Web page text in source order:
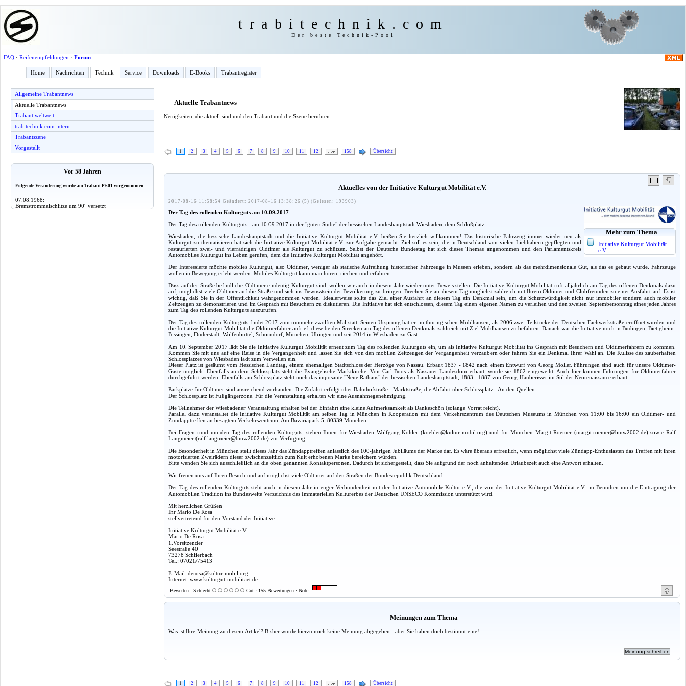
trabitechnik.com
Der beste Technik-Pool
FAQ· Reifenempfehlungen · Forum
Home Nachrichten Technik Service Downloads E-Books Trabantregister
Allgemeine Trabantnews
Aktuelle Trabantnews
Trabant weltweit
trabitechnik.com intern
Trabantszene
Vorgestellt
Vor 58 Jahren
Folgende Veränderung wurde am Trabant P 601 vorgenommen:
07.08.1968:
Bremstrommelschlitze um 90° versetzt
Aktuelle Trabantnews
Neuigkeiten, die aktuell sind und den Trabant und die Szene berühren
1 2 3 4 5 6 7 8 9 10 11 12 … 158 Übersicht
Aktuelles von der Initiative Kulturgut Mobilität e.V.
2017-08-16 11:58:54 Geändert: 2017-08-16 13:38:26 (5) (Gelesen: 193903)
Mehr zum Thema
Initiative Kulturgut Mobilität
e.V.
Der Tag des rollenden Kulturguts am 10.09.2017
Der Tag des rollenden Kulturguts - am 10.09.2017 in der "guten Stube" der hessischen Landeshauptstadt Wiesbaden, dem Schloßplatz.
Wiesbaden, die hessische Landeshauptstadt und die Initiative Kulturgut Mobilität e.V. heißen Sie herzlich willkommen! Das historische Fahrzeug immer wieder neu als
Kulturgut zu thematisieren hat sich die Initiative Kulturgut Mobilität e.V. zur Aufgabe gemacht. Ziel soll es sein, die in Deutschland von vielen Liebhabern gepflegten und
restaurierten zwei- und vierrädrigen Oldtimer als Kulturgut zu schützen. Selbst der Deutsche Bundestag hat sich dieses Themas angenommen und den Parlamentskreis
Automobiles Kulturgut ins Leben gerufen, dem die Initiative Kulturgut Mobilität angehört.
Der Interessierte möchte mobiles Kulturgut, also Oldtimer, weniger als statische Aufreihung historischer Fahrzeuge in Museen erleben, sondern als das mehrdimensionale Gut, als das es gebaut wurde. Fahrzeuge
wollen in Bewegung erlebt werden. Mobiles Kulturgut kann man hören, riechen und erfahren.
Dass auf der Straße befindliche Oldtimer eindeutig Kulturgut sind, wollen wir auch in diesem Jahr wieder unter Beweis stellen. Die Initiative Kulturgut Mobilität ruft alljährlich am Tag des offenen Denkmals dazu
auf, möglichst viele Oldtimer auf die Straße und sich ins Bewusstsein der Bevölkerung zu bringen. Brechen Sie an diesem Tag möglichst zahlreich mit Ihrem Oldtimer und Clubfreunden zu einer Ausfahrt auf. Es ist
wichtig, daß Sie in der Öffentlichkeit wahrgenommen werden. Idealerweise sollte das Ziel einer Ausfahrt an diesem Tag ein Denkmal sein, um die Schutzwürdigkeit nicht nur immobiler sondern auch mobiler
Zeitzeugen zu demonstrieren und im Gespräch mit Besuchern zu diskutieren. Die Initiative hat sich entschlossen, diesem Tag einen eigenen Namen zu verleihen und den zweiten Septembersonntag eines jeden Jahres
zum Tag des rollenden Kulturguts auszurufen.
Der Tag des rollenden Kulturguts findet 2017 zum nunmehr zwölften Mal statt. Seinen Ursprung hat er im thüringischen Mühlhausen, als 2006 zwei Teilstücke der Deutschen Fachwerkstraße eröffnet wurden und
die Initiative Kulturgut Mobilität die Oldtimerfahrer aufrief, diese beiden Strecken am Tag des offenen Denkmals zahlreich mit Ziel Mühlhausen zu befahren. Danach war die Initiative noch in Büdingen, Bietigheim-
Bissingen, Duderstadt, Wolfenbüttel, Schorndorf, München, Uhingen und seit 2014 in Wiesbaden zu Gast.
Am 10. September 2017 lädt Sie die Initiative Kulturgut Mobilität erneut zum Tag des rollenden Kulturguts ein, um als Initiative Kulturgut Mobilität ins Gespräch mit Besuchern und Oldtimerfahrern zu kommen.
Kommen Sie mit uns auf eine Reise in die Vergangenheit und lassen Sie sich von den mobilen Zeitzeugen der Vergangenheit verzaubern oder fahren Sie ein Denkmal Ihrer Wahl an. Die Kulisse des zauberhaften
Schlossplatzes von Wiesbaden lädt zum Verweilen ein.
Dieser Platz ist gesäumt vom Hessischen Landtag, einem ehemaligen Stadtschloss der Herzöge von Nassau. Erbaut 1837 - 1842 nach einem Entwurf von Georg Moller. Führungen sind auch für unsere Oldtimer-
Gäste möglich. Ebenfalls an dem Schlossplatz steht die Evangelische Marktkirche. Von Carl Boos als Nassauer Landesdom erbaut, wurde sie 1862 eingeweiht. Auch hier können Führungen für Oldtimerfahrer
durchgeführt werden. Ebenfalls am Schlossplatz steht noch das imposante "Neue Rathaus" der hessischen Landeshauptstadt, 1883 - 1887 von Georg-Hauberisser im Stil der Neorenaissance erbaut.
Parkplätze für Oldtimer sind ausreichend vorhanden. Die Zufahrt erfolgt über Bahnhofstraße - Marktstraße, die Abfahrt über Schlossplatz - An den Quellen.
Der Schlossplatz ist Fußgängerzone. Für die Veranstaltung erhalten wir eine Ausnahmegenehmigung.
Die Teilnehmer der Wiesbadener Veranstaltung erhalten bei der Einfahrt eine kleine Aufmerksamkeit als Dankeschön (solange Vorrat reicht).
Parallel dazu veranstaltet die Initiative Kulturgut Mobilität am selben Tag in München in Kooperation mit dem Verkehrszentrum des Deutschen Museums in München von 11:00 bis 16:00 ein Oldtimer- und
Zündapptreffen an besagtem Verkehrszentrum, Am Bavariapark 5, 80339 München.
Bei Fragen rund um den Tag des rollenden Kulturguts, stehen Ihnen für Wiesbaden Wolfgang Köhler (koehler@kultur-mobil.org) und für München Margit Roemer (margit.roemer@bmw2002.de) sowie Ralf
Langmeier (ralf.langmeier@bmw2002.de) zur Verfügung.
Die Besonderheit in München stellt dieses Jahr das Zündapptreffen anlässlich des 100-jährigen Jubiläums der Marke dar. Es wäre überaus erfreulich, wenn möglichst viele Zündapp-Enthusiasten das Treffen mit ihren
motorisierten Zweirädern dieser zwischenzeitlich zum Kult erhobenen Marke bereichern würden.
Bitte wenden Sie sich ausschließlich an die oben genannten Kontaktpersonen. Dadurch ist sichergestellt, dass Sie aufgrund der noch anhaltenden Urlaubszeit auch eine Antwort erhalten.
Wir freuen uns auf Ihren Besuch und auf möglichst viele Oldtimer auf den Straßen der Bundesrepublik Deutschland.
Der Tag des rollenden Kulturguts steht auch in diesem Jahr in enger Verbundenheit mit der Initiative Automobile Kultur e.V., die von der Initiative Kulturgut Mobilität e.V. im Bemühen um die Eintragung der
Automobilen Tradition ins Bundesweite Verzeichnis des Immateriellen Kulturerbes der Deutschen UNSECO Kommission unterstützt wird.
Mit herzlichen Grüßen
Ihr Mario De Rosa
stellvertretend für den Vorstand der Initiative
Initiative Kulturgut Mobilität e.V.
Mario De Rosa
1.Vorsitzender
Seestraße 40
73278 Schlierbach
Tel.: 07021/75413
E-Mail: derosa@kultur-mobil.org
Internet: www.kulturgut-mobilitaet.de
Bewerten - Schlecht Gut · 155 Bewertungen · Note
Meinungen zum Thema
Was ist Ihre Meinung zu diesem Artikel? Bisher wurde hierzu noch keine Meinung abgegeben - aber Sie haben doch bestimmt eine!
1 2 3 4 5 6 7 8 9 10 11 12 158 Übersicht